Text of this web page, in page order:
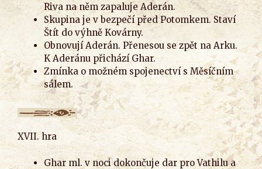
Riva na něm zapaluje Aderán.
Skupina je v bezpečí před Potomkem. Staví
Štít do výhně Kovárny.
Obnovují Aderán. Přenesou se zpět na Arku.
K Aderánu přichází Ghar.
Zmínka o možném spojenectví s Měsíčním
sálem.
XVII. hra
Ghar ml. v noci dokončuje dar pro Vathilu a